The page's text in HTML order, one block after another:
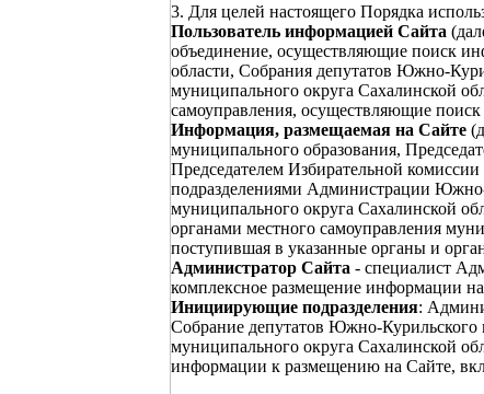
3. Для целей настоящего Порядка
Пользователь информацией Сайта
объединение, осуществляющие поиск
области, Собрания депутатов Южно-
муниципального округа Сахалинской
самоуправления, осуществляющие
Информация, размещаемая на Сайте
муниципального образования,
Председателем Избирательной
подразделениями Администрации
муниципального округа Сахалинской
органами местного самоуправления
поступившая в указанные органы и
Администратор Сайта - специалист
комплексное размещение информации
Инициирующие подразделения:
Собрание депутатов Южно-Курильского
муниципального округа Сахалинской
информации к размещению на Сайте,